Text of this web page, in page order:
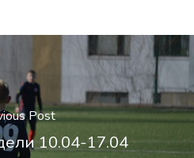
Post
10.04-17.04